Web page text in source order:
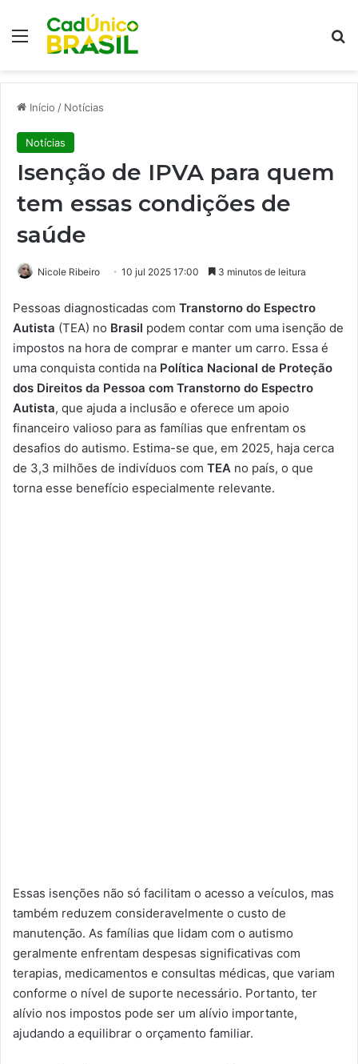
Menu
Início / Notícias
Notícias
Isenção de IPVA para quem
tem essas condições de
saúde
Nicole Ribeiro 10 jul 2025 17:00 3 minutos de leitura
Pessoas diagnosticadas com Transtorno do Espectro
Autista (TEA) no Brasil podem contar com uma isenção de
impostos na hora de comprar e manter um carro. Essa é
uma conquista contida na Política Nacional de Proteção
dos Direitos da Pessoa com Transtorno do Espectro
Autista, que ajuda a inclusão e oferece um apoio
financeiro valioso para as famílias que enfrentam os
desafios do autismo. Estima-se que, em 2025, haja cerca
de 3,3 milhões de indivíduos com TEA no país, o que
torna esse benefício especialmente relevante.
Essas isenções não só facilitam o acesso a veículos, mas
também reduzem consideravelmente o custo de
manutenção. As famílias que lidam com o autismo
geralmente enfrentam despesas significativas com
terapias, medicamentos e consultas médicas, que variam
conforme o nível de suporte necessário. Portanto, ter
alívio nos impostos pode ser um alívio importante,
ajudando a equilibrar o orçamento familiar.